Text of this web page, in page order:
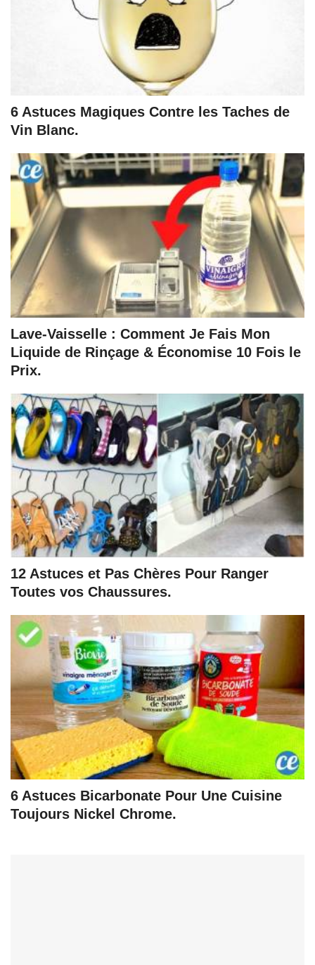
6 Astuces Magiques Contre les Taches de
Vin Blanc.
Lave-Vaisselle : Comment Je Fais Mon
Liquide de Rinçage & Économise 10 Fois le
Prix.
12 Astuces et Pas Chères Pour Ranger
Toutes vos Chaussures.
6 Astuces Bicarbonate Pour Une Cuisine
Toujours Nickel Chrome.